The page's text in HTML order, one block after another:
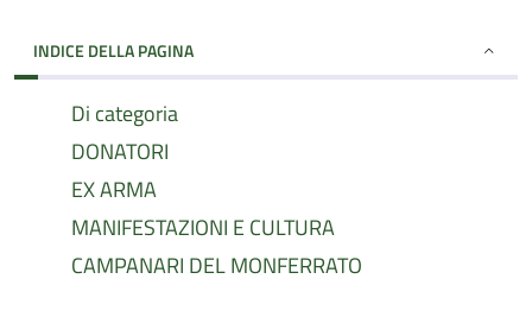
INDICE DELLA PAGINA
Di categoria
DONATORI
EX ARMA
MANIFESTAZIONI E CULTURA
CAMPANARI DEL MONFERRATO